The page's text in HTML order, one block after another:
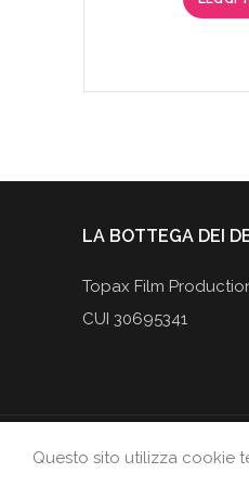
LA BOTTEGA DEI
Topax Film
CUI 30695341
LA BOTTEGA DEI
Questo sito utilizza cookie